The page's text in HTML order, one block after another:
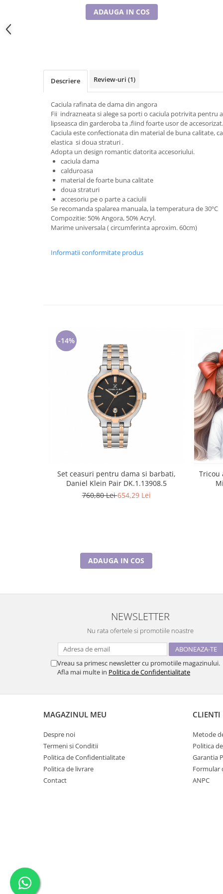
Tricouri de cuplu Valentine's Day
Cadouri pentru Bunici
Cadouri pentru Mama
Cadouri pentru profesori sau absolventi
Cadouri de Paște
Cadouri Traditionale Romanesti
Cadouri pentru CUPLU El & Ea
Cadouri Iubitori de animale
Cadouri pentru sportivi
Cadouri Pensionare
Cadouri Colegi, sefi sau angajati
Cadouri pentru Doctori
ADAUGA IN COS
Descriere Review-uri (1)
Caciula rafinata de dama din angora
Fii indrazneata si alege sa porti o caciula potrivita pentru
lipseasca din garderoba ta ,fiind foarte usor de accesorizat.
Caciula este confectionata din material de buna calitate,
elastica si doua straturi .
Adopta un design romantic datorita accesoriului.
caciula dama
calduroasa
material de foarte buna calitate
doua straturi
accesoriu pe o parte a caciulii
Se recomanda spalarea manuala, la temperatura de 30ºC
Compozitie: 50% Angora, 50% Acryl.
Marime universala ( circumferinta aproxim. 60cm)
Informatii conformitate produs
-14%
Set ceasuri pentru dama si barbati,
Daniel Klein Pair DK.1.13908.5
760,80 Lei654,29 Lei
ADAUGA IN COS
Tricou
NEWSLETTER
Nu rata ofertele si promotiile noastre
Vreau sa primesc newsletter cu promotiile magazinului.
Afla mai multe in Politica de Confidentialitate
MAGAZINUL MEU
Despre noi
Termeni si Conditii
Politica de Confidentialitate
Politica de livrare
Contact
CLIENTI
Metode
Politica
Garantia
Formular
ANPC